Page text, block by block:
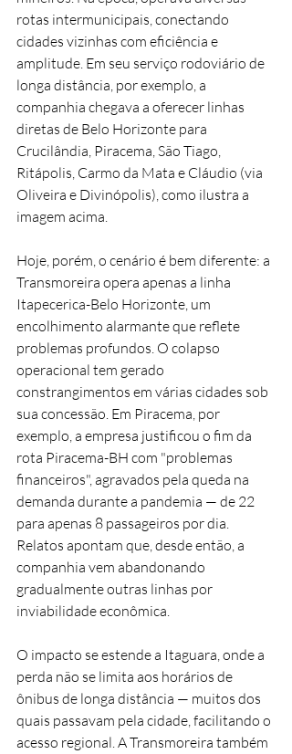
rotas intermunicipais, conectando
cidades vizinhas com eficiência e
amplitude. Em seu serviço rodoviário de
longa distância, por exemplo, a
companhia chegava a oferecer linhas
diretas de Belo Horizonte para
Crucilândia, Piracema, São Tiago,
Ritápolis, Carmo da Mata e Cláudio (via
Oliveira e Divinópolis), como ilustra a
imagem acima.
Hoje, porém, o cenário é bem diferente: a
Transmoreira opera apenas a linha
Itapecerica-Belo Horizonte, um
encolhimento alarmante que reflete
problemas profundos. O colapso
operacional tem gerado
constrangimentos em várias cidades sob
sua concessão. Em Piracema, por
exemplo, a empresa justificou o fim da
rota Piracema-BH com "problemas
financeiros", agravados pela queda na
demanda durante a pandemia — de 22
para apenas 8 passageiros por dia.
Relatos apontam que, desde então, a
companhia vem abandonando
gradualmente outras linhas por
inviabilidade econômica.
O impacto se estende a Itaguara, onde a
perda não se limita aos horários de
ônibus de longa distância — muitos dos
quais passavam pela cidade, facilitando o
acesso regional. A Transmoreira também